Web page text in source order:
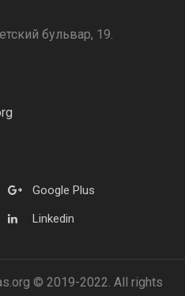
бульвар, 19.
Google Plus
Linkedin
© 2019-2022. All rights